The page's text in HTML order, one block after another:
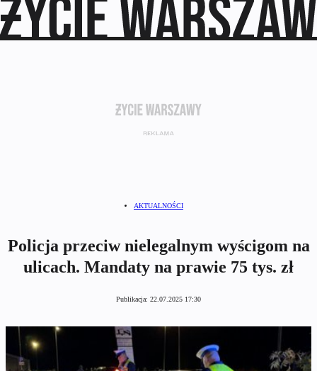
AKTUALNOŚCI
Policja przeciw nielegalnym wyścigom na
ulicach. Mandaty na prawie 75 tys. zł
Publikacja: 22.07.2025 17:30